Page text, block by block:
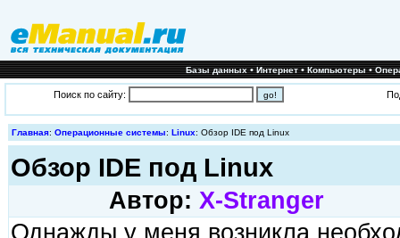
Базы данных•Интернет•Компьютеры•
Поиск по сайту:
Главная: Операционные системы: Linux: Обзор IDE под Linux
Обзор IDE под Linux
Автор: X-Stranger
Однажды у меня возникла